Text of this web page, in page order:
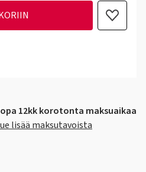
12kk korotonta maksuaikaa
lisää maksutavoista